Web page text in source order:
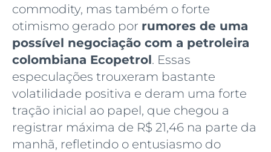
commodity, mas também o forte
otimismo gerado por rumores de uma
possível negociação com a petroleira
colombiana Ecopetrol. Essas
especulações trouxeram bastante
volatilidade positiva e deram uma forte
tração inicial ao papel, que chegou a
registrar máxima de R$ 21,46 na parte da
manhã, refletindo o entusiasmo do